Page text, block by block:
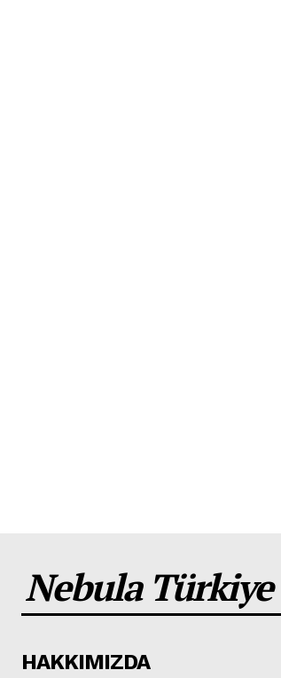
Nebula Türkiye
HAKKIMIZDA